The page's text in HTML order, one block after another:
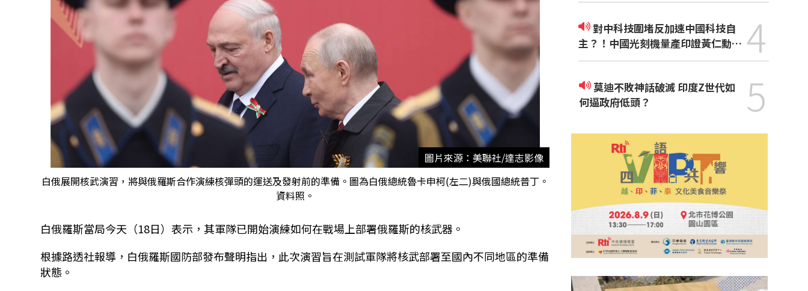
圖片來源：美聯社/達志影像
白俄展開核武演習，將與俄羅斯合作演練核彈頭的運送及發射前的準備。圖為白俄總統魯卡申柯(左二)與俄國總統普丁。
資料照。
白俄羅斯當局今天（18日）表示，其軍隊已開始演練如何在戰場上部署俄羅斯的核武器。
根據路透社報導，白俄羅斯國防部發布聲明指出，此次演習旨在測試軍隊將核武部署至國內不同地區的準備
狀態。
對中科技圍堵反加速中國科技自
主？！中國光刻機量產印證黃仁勳觀
點
4
莫迪不敗神話破滅 印度Z世代如
何逼政府低頭？
5